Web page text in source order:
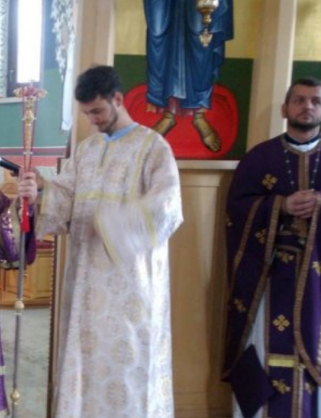
здравство” до
картону
Вијести Источно Сарајево
Пале: Кружни ток од